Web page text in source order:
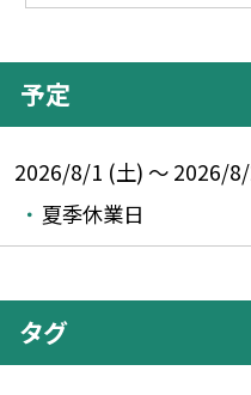
予定
2026/8/1 (土) ～ 2026/
夏季休業日
タグ